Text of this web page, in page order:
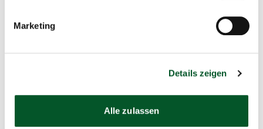
Marketing
Details zeigen
Alle zulassen
Franziska Riehmann
energieintensiven Industrien (KEI)